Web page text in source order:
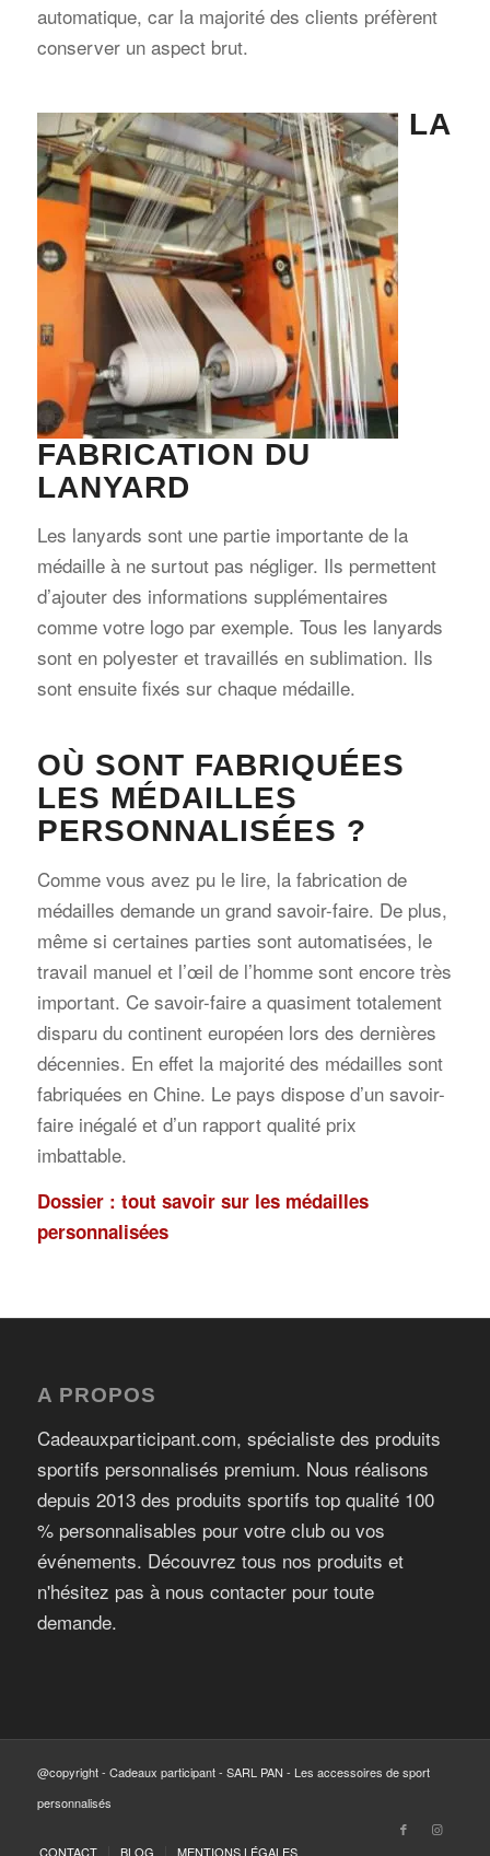
automatique, car la majorité des clients préfèrent
conserver un aspect brut.
LA
FABRICATION DU
LANYARD
Les lanyards sont une partie importante de la
médaille à ne surtout pas négliger. Ils permettent
d’ajouter des informations supplémentaires
comme votre logo par exemple. Tous les lanyards
sont en polyester et travaillés en sublimation. Ils
sont ensuite fixés sur chaque médaille.
OÙ SONT FABRIQUÉES
LES MÉDAILLES
PERSONNALISÉES ?
Comme vous avez pu le lire, la fabrication de
médailles demande un grand savoir-faire. De plus,
même si certaines parties sont automatisées, le
travail manuel et l’œil de l’homme sont encore très
important. Ce savoir-faire a quasiment totalement
disparu du continent européen lors des dernières
décennies. En effet la majorité des médailles sont
fabriquées en Chine. Le pays dispose d’un savoir-
faire inégalé et d’un rapport qualité prix
imbattable.
Dossier : tout savoir sur les médailles
personnalisées
A PROPOS
Cadeauxparticipant.com, spécialiste des produits
sportifs personnalisés premium. Nous réalisons
depuis 2013 des produits sportifs top qualité 100
% personnalisables pour votre club ou vos
événements. Découvrez tous nos produits et
n'hésitez pas à nous contacter pour toute
demande.
@copyright - Cadeaux participant - SARL PAN - Les accessoires de sport
personnalisés
CONTACT BLOG MENTIONS LÉGALES